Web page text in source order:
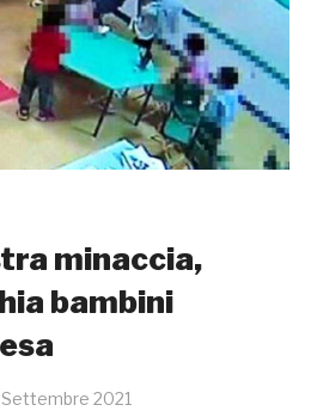
minaccia,
bambini
Settembre 2021